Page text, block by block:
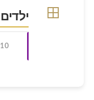
ילדים
10 רשומות